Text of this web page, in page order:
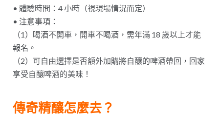
• 體驗時間：4 小時（視現場情況而定）
• 注意事項：
（1）喝酒不開車，開車不喝酒，需年滿 18 歲以上才能
報名。
（2）可自由選擇是否額外加購將自釀的啤酒帶回，回家
享受自釀啤酒的美味！
傳奇精釀怎麼去？